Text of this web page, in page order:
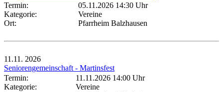
Termin:
05.11.2026 14:30 Uhr
Kategorie:
Vereine
Ort:
Pfarrheim Balzhausen
11.11. 2026
Seniorengemeinschaft - Martinsfest
Termin:
11.11.2026 14:00 Uhr
Kategorie:
Vereine